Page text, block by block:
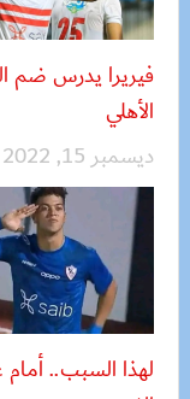
فيريرا يدرس ضم
الأهلي
ديسمبر 15, 2022
لهذا السبب.. أمام